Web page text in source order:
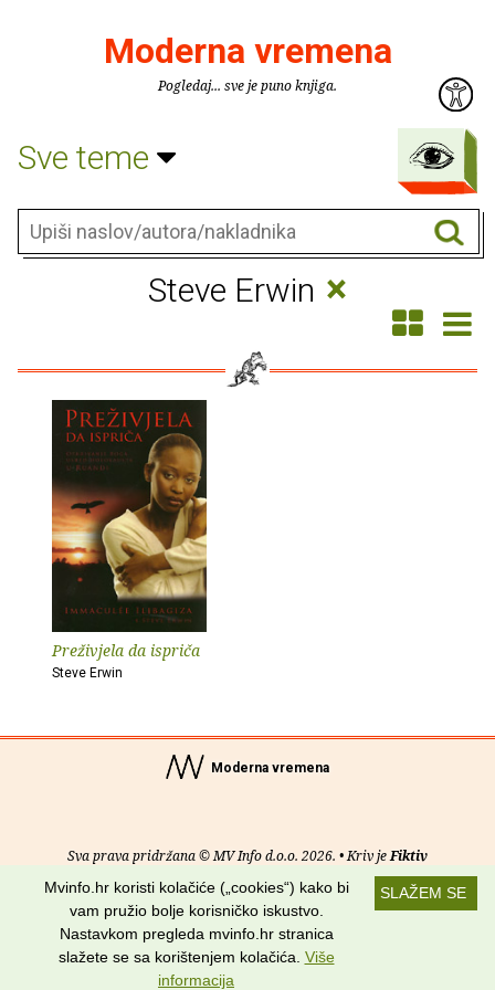
Moderna vremena
Pogledaj... sve je puno knjiga.
Sve teme
Steve Erwin ×
Preživjela da ispriča
Steve Erwin
Moderna vremena
Sva prava pridržana © MV Info d.o.o. 2026. • Kriv jeFiktiv
Uvjeti korištenja RSS kanali
Potraži nas na:
SLAŽEM SE
Mvinfo.hr koristi kolačiće („cookies“) kako bi
vam pružio bolje korisničko iskustvo.
Nastavkom pregleda mvinfo.hr stranica
slažete se sa korištenjem kolačića. Više
informacija